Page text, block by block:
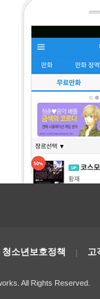
청소년보호정책 고
All Rights Reserved.